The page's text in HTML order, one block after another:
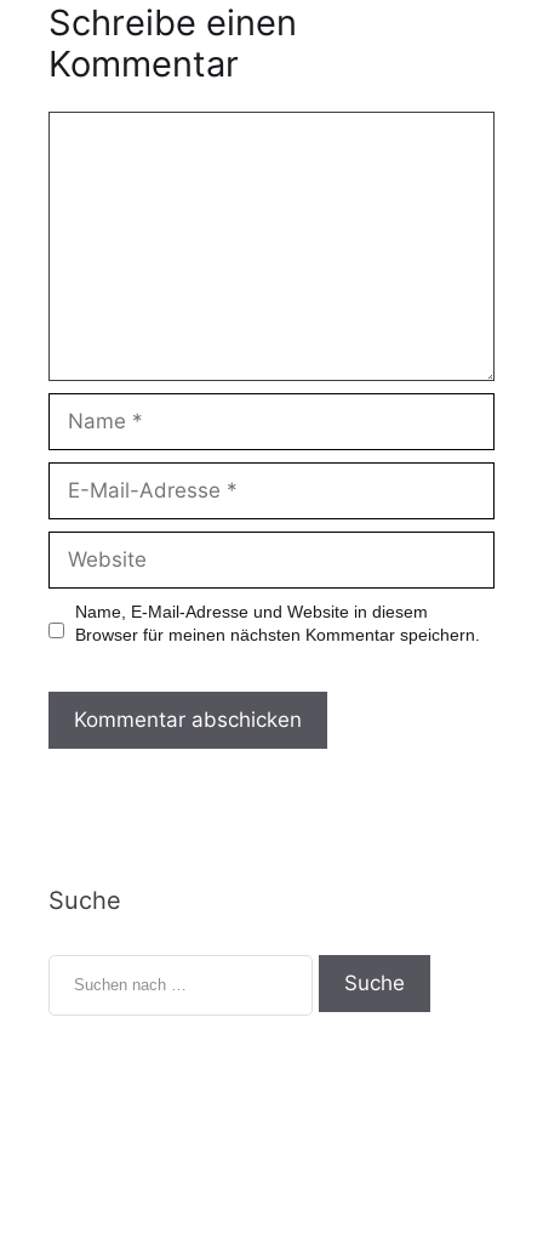
Schreibe einen
Kommentar
Name, E-Mail-Adresse und Website in diesem
Browser für meinen nächsten Kommentar speichern.
Suche